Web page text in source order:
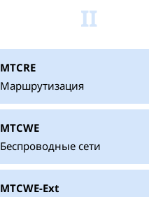
II
MTCRE
Маршрутизация
MTCWE
Беспроводные сети
MTCWE-Ext